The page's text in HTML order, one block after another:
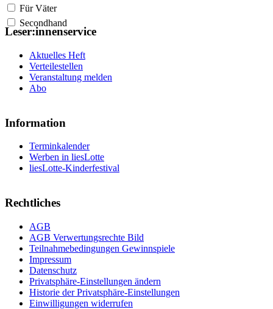
Für Väter
Secondhand
Leser:innenservice
Aktuelles Heft
Verteilestellen
Veranstaltung melden
Abo
Information
Terminkalender
Werben in liesLotte
liesLotte-Kinderfestival
Rechtliches
AGB
AGB Verwertungsrechte Bild
Teilnahmebedingungen Gewinnspiele
Impressum
Datenschutz
Privatsphäre-Einstellungen ändern
Historie der Privatsphäre-Einstellungen
Einwilligungen widerrufen